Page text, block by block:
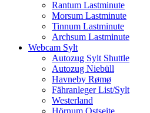
Rantum Lastminute
Morsum Lastminute
Tinnum Lastminute
Archsum Lastminute
Webcam Sylt
Autozug Sylt Shuttle
Autozug Niebüll
Havneby Rømø
Fähranleger List/Sylt
Westerland
Hörnum Ostseite